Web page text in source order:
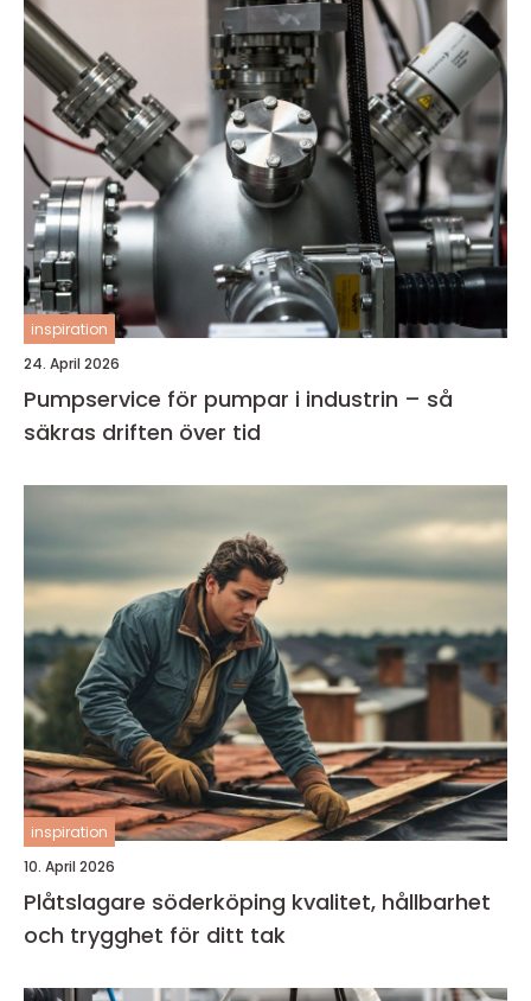
inspiration
24. April 2026
Pumpservice för pumpar i industrin – så
säkras driften över tid
inspiration
10. April 2026
Plåtslagare söderköping kvalitet, hållbarhet
och trygghet för ditt tak